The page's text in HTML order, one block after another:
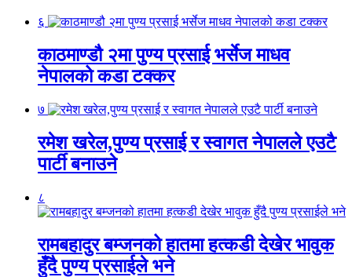
६
काठमाण्डौ २मा पुण्य प्रसाई भर्सेज माधव
नेपालको कडा टक्कर
७
रमेश खरेल,पुण्य प्रसाई र स्वागत नेपालले एउटै
पार्टी बनाउने
८
रामबहादुर बम्जनको हातमा हत्कडी देखेर भावुक
हुँदै पुण्य प्रसाईले भने